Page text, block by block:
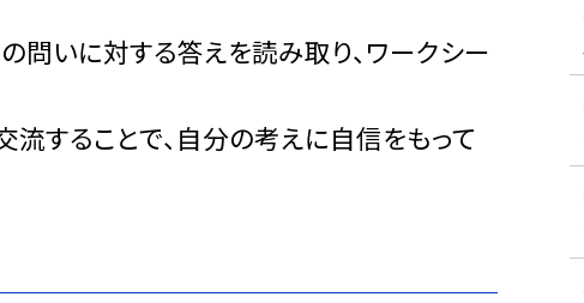
問いに対する答えを読み取り、ワークシー
することで、自分の考えに自信をもって